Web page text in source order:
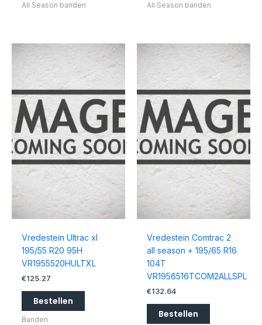
All Season banden All Season banden
Vredestein Ultrac xl
195/55 R20 95H
VR1955520HULTXL
€125.27
Bestellen
Banden
Vredestein Comtrac 2
all season + 195/65 R16
104T
VR1956516TCOM2ALLSPL
€132.64
Bestellen